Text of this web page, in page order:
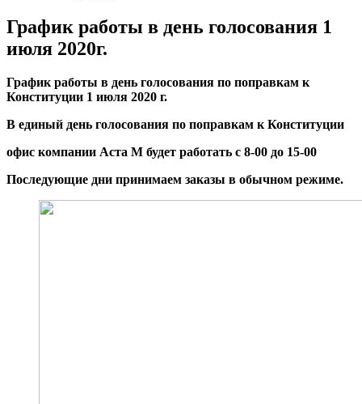
График работы в день голосования 1
июля 2020г.
График работы в день голосования по поправкам к
Конституции 1 июля 2020 г.
В единый день голосования по поправкам к Конституции
офис компании Аста М будет работать с 8-00 до 15-00
Последующие дни принимаем заказы в обычном режиме.